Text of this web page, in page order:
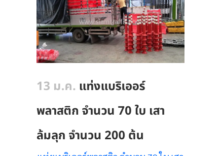
13 ม.ค. แท่งแบริเออร์
พลาสติก จำนวน 70 ใบ เสา
ล้มลุก จำนวน 200 ต้น